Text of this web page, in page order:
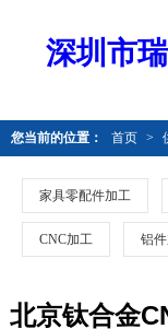
深圳市
您当前的位置： 首页 >
家具零配件加工
CNC加工 铝